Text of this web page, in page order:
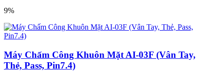
9%
Máy Chấm Công Khuôn Mặt AI-03F (Vân Tay,
Thẻ, Pass, Pin7.4)